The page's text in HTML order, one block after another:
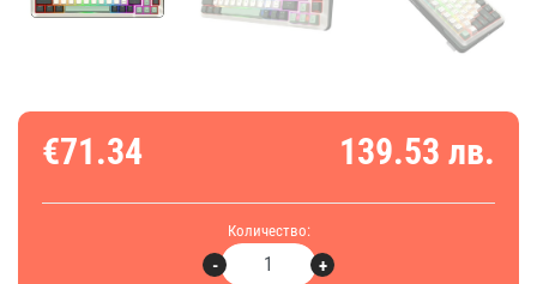
€71.34 139.53 лв.
Количество:
+
-